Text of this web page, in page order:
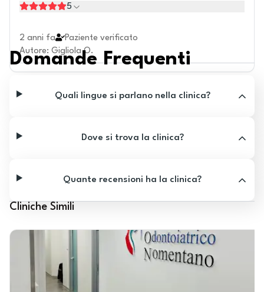
5
2 anni fa
Paziente verificato
Autore: Gigliola O.
Domande Frequenti
Quali lingue si parlano nella clinica?
Dove si trova la clinica?
Quante recensioni ha la clinica?
Cliniche Simili